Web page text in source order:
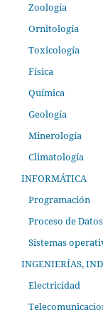
Zoología
Ornitología
Toxicología
Física
Química
Geología
Minerología
Climatología
INFORMÁTICA
Programación
Proceso de Datos
Sistemas
INGENIERÍAS,
Electricidad